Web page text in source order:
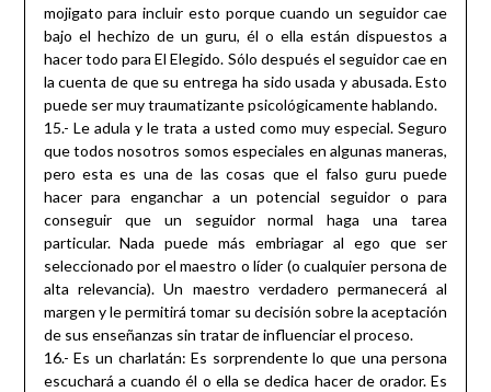
mojigato para incluir esto porque cuando un seguidor cae
bajo el hechizo de un guru, él o ella están dispuestos a
hacer todo para El Elegido. Sólo después el seguidor cae en
la cuenta de que su entrega ha sido usada y abusada. Esto
puede ser muy traumatizante psicológicamente hablando.
15.- Le adula y le trata a usted como muy especial. Seguro
que todos nosotros somos especiales en algunas maneras,
pero esta es una de las cosas que el falso guru puede
hacer para enganchar a un potencial seguidor o para
conseguir que un seguidor normal haga una tarea
particular. Nada puede más embriagar al ego que ser
seleccionado por el maestro o líder (o cualquier persona de
alta relevancia). Un maestro verdadero permanecerá al
margen y le permitirá tomar su decisión sobre la aceptación
de sus enseñanzas sin tratar de influenciar el proceso.
16.- Es un charlatán: Es sorprendente lo que una persona
escuchará a cuando él o ella se dedica hacer de orador. Es